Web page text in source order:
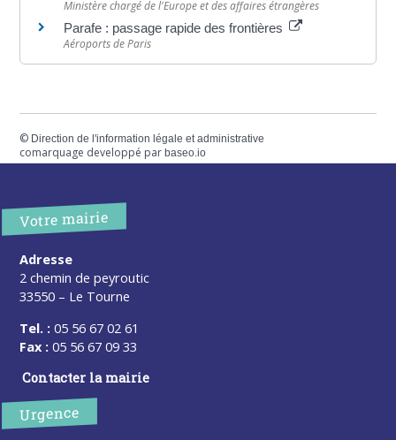
Ministère chargé de l'Europe et des affaires étrangères
Parafe : passage rapide des frontières
Aéroports de Paris
© Direction de l'information légale et administrative
comarquage developpé parbaseo.io
Votre mairie
Adresse
2 chemin de peyroutic
33550 – Le Tourne
Tel. : 05 56 67 02 61
Fax : 05 56 67 09 33
Contacter la mairie
Urgence